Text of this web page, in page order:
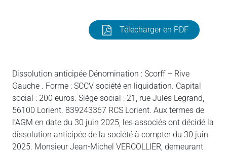
Télécharger en PDF
Dissolution anticipée Dénomination : Scorff – Rive
Gauche . Forme : SCCV société en liquidation. Capital
social : 200 euros. Siège social : 21, rue Jules Legrand,
56100 Lorient. 839243367 RCS Lorient. Aux termes de
l’AGM en date du 30 juin 2025, les associés ont décidé la
dissolution anticipée de la société à compter du 30 juin
2025. Monsieur Jean-Michel VERCOLLIER, demeurant